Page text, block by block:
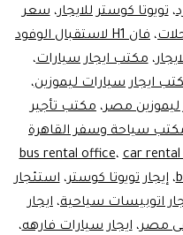
،تويوتا كوستر للايجار،سعر
،
فان H1 لاستقبال الوفود
،مكتب ايجار سيارات،
ايجار سيارات ليموزين،
ليموزين مصر، مكتب تأجير
سياحة وسفر القاهرة
bus rental office،car
،إيجار تويوتا كوستر،استئجار
اتوبيسات سياحية، ايجار
فى مصر،ايجار سيارات فارهه،